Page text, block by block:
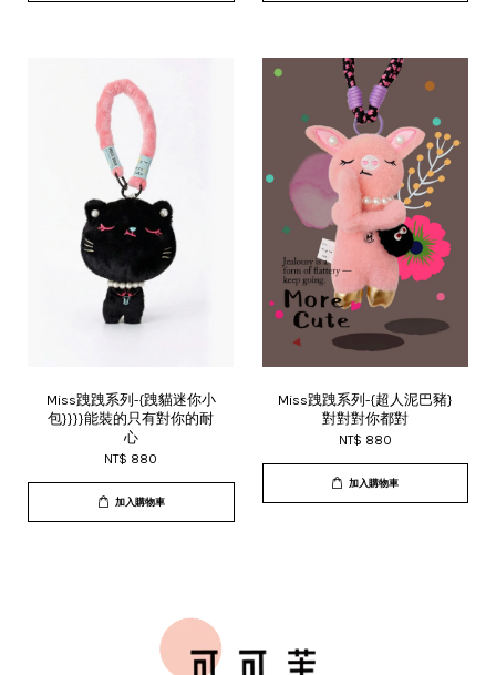
Miss跩跩系列-{跩貓迷你小
包}}}}能裝的只有對你的耐
心
NT$ 880
加入購物車
Miss跩跩系列-{超人泥巴豬}
對對對你都對
NT$ 880
加入購物車